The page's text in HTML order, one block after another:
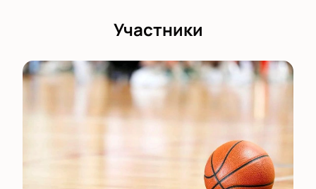
Участники